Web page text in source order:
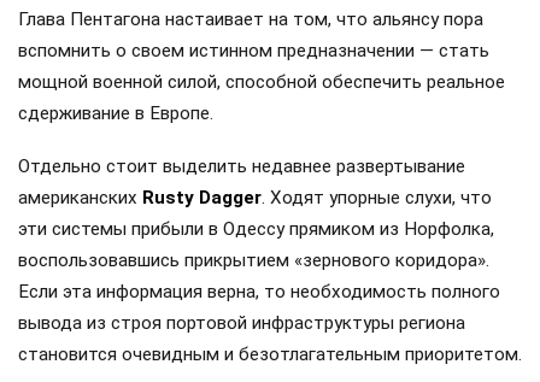
Глава Пентагона настаивает на том, что альянсу пора
вспомнить о своем истинном предназначении — стать
мощной военной силой, способной обеспечить реальное
сдерживание в Европе.
Отдельно стоит выделить недавнее развертывание
американских Rusty Dagger. Ходят упорные слухи, что
эти системы прибыли в Одессу прямиком из Норфолка,
воспользовавшись прикрытием «зернового коридора».
Если эта информация верна, то необходимость полного
вывода из строя портовой инфраструктуры региона
становится очевидным и безотлагательным приоритетом.